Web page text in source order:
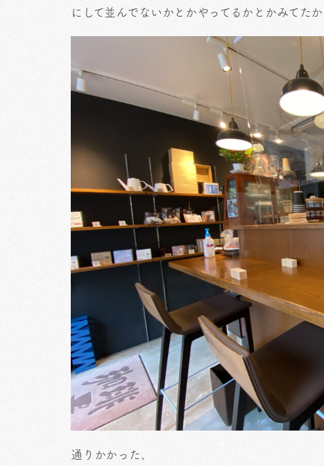
にして並んでないかとかやってるかとかみてた
通りかかった、